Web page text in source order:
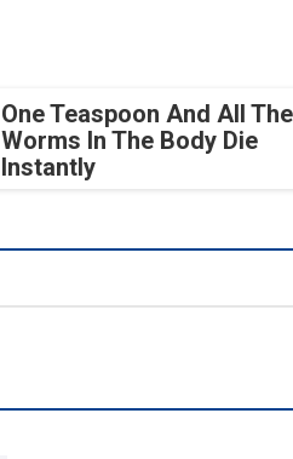
One Teaspoon And All The
Worms In The Body Die
Instantly